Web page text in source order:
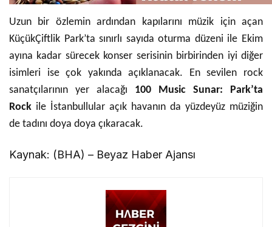
Uzun bir özlemin ardından kapılarını müzik için açan
KüçükÇiftlik Park’ta sınırlı sayıda oturma düzeni ile Ekim
ayına kadar sürecek konser serisinin birbirinden iyi diğer
isimleri ise çok yakında açıklanacak. En sevilen rock
sanatçılarının yer alacağı 100 Music Sunar: Park’ta
Rock ile İstanbullular açık havanın da yüzdeyüz müziğin
de tadını doya doya çıkaracak.
Kaynak: (BHA) – Beyaz Haber Ajansı